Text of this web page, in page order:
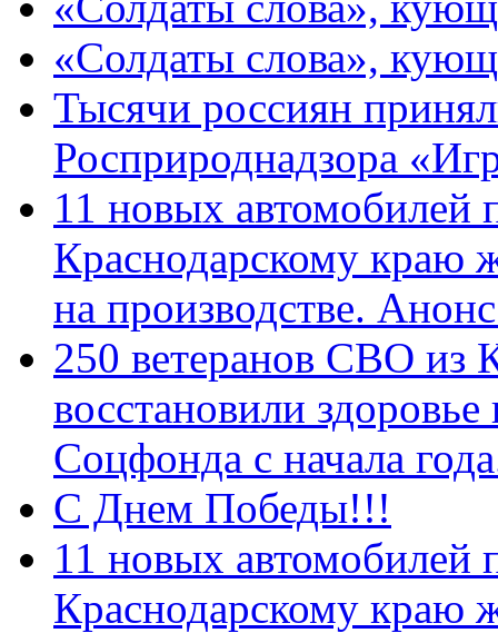
«Солдаты слова»,
Тысячи россиян
Росприроднадзора
11 новых автомобилей
Краснодарскому краю
на производстве.
250 ветеранов СВО из
восстановили
Соцфонда с начала
С Днем Победы!!!
11 новых автомобилей
Краснодарскому краю